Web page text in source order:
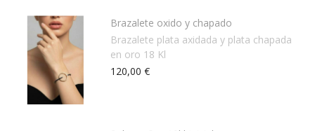
Brazalete oxido y chapado
Brazalete plata axidada y plata chapada
en oro 18 Kl
120,00 €